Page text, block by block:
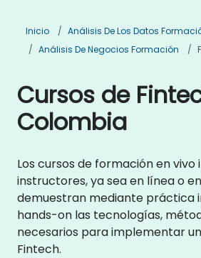
Inicio
Análisis De Los Datos
Análisis De Negocios Formación
Cursos de
Colombia
Los cursos de formación en
instructores, ya sea en línea o
demuestran mediante práctica
hands-on las tecnologías,
necesarios para implementar
Fintech.